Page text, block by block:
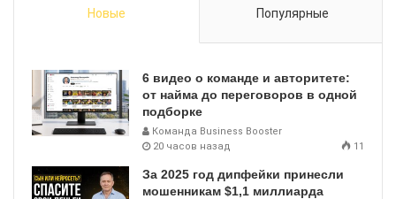
Новые Популярные
6 видео о команде и авторитете:
от найма до переговоров в одной
подборке
Команда Business Booster
20 часов назад
11
За 2025 год дипфейки принесли
мошенникам $1,1 миллиарда